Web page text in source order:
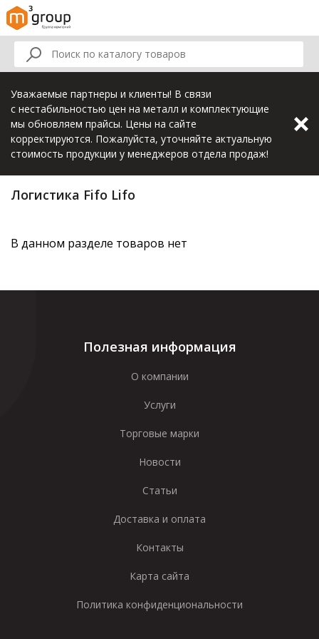
Уважаемые партнеры и клиенты! В связи
с нестабильностью цен на металл и комплектующие
мы обновляем прайсы. Цены на сайте
корректируются. Пожалуйста, уточняйте актуальную
стоимость продукции у менеджеров отдела продаж!
Логистика Fifo Lifo
В данном разделе товаров нет
Полезная информация
О компании
Услуги
Торговые марки
Новости
Статьи
Доставка и оплата
Контакты
Карта сайта
Политика конфиденциональности